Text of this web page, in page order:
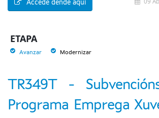
Accede dende aquí
ETAPA
Avanzar Modernizar
TR349T -
Programa Emprega